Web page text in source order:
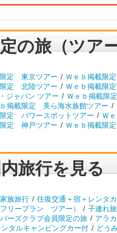
の旅（ツア
定 東京ツアー / Ｗｅｂ掲載限
定 北陸ツアー / Ｗｅｂ掲載限
ジャパン ツアー / Ｗｅｂ掲載限
掲載限定 美ら海水族館ツアー /
定 パワースポットツアー / Ｗ
定 神戸ツアー / Ｗｅｂ掲載限
旅行を見る
家族旅行 / 往復交通＋宿＋レンタ
リープラン ツアー） / 子連れ
ーズクラブ会員限定の旅 / アラ
ンタルキャンピングカー付 / どう